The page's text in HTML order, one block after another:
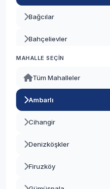
Bağcılar
Bahçelievler
Bakırköy
Başakşehir
Beşiktaş
Beylikdüzü
MAHALLE SEÇIN
Tüm Mahalleler
Ambarlı
Cihangir
Denizköşkler
Firuzköy